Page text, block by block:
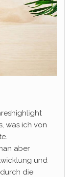
was ich von
aber
und
die